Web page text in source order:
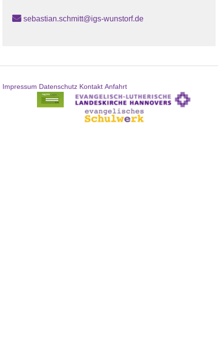
sebastian.schmitt@igs-wunstorf.de
Impressum Datenschutz Kontakt Anfahrt